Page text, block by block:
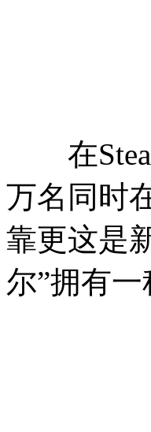
在
万名同时
靠更这是
尔”拥有